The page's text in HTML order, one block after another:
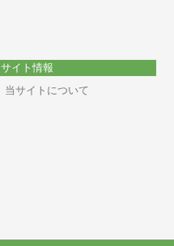
サイト情報
当サイトについて